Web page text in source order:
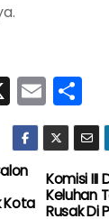
X E
m
ai
l
S
h
e
Komisi III
Keluhan
Rusak Di
Kota